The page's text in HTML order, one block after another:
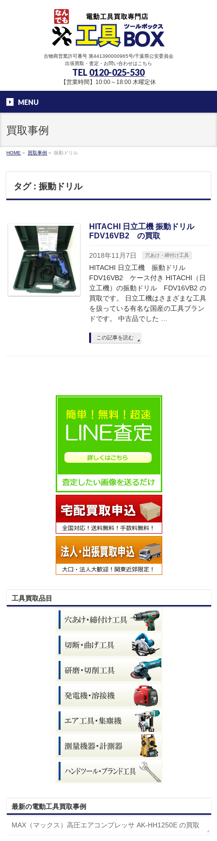
古物商営業許可番号 第441390000965号/千葉県公安委員会
出張買取・査定・お問い合わせはこちら
TEL 0120-025-530
【営業時間】10:00～18:00 木曜定休
MENU
買取事例
HOME » 買取事例 » 振動ドリル
タグ : 振動ドリル
HITACHI 日立工機 振動ドリル
FDV16VB2 の買取
2018年11月7日 穴あけ・締付け工具
HITACHI 日立工機 振動ドリル
FDV16VB2 ケース付き HITACHI（日
立工機）の振動ドリル FDV16VB2 の
買取です。 日立工機はさまざまな工具
を扱っている有名な国産の工具ブラン
ドです。 中古品でした …
この記事を読む
工具買取品目
最新の電動工具買取事例
MAX（マックス）高圧エアコンプレッサ AK-HH1250E の買取